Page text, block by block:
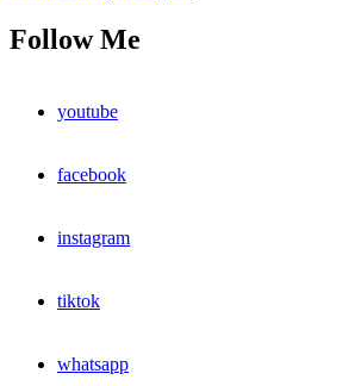
Follow Me
youtube
facebook
instagram
tiktok
whatsapp